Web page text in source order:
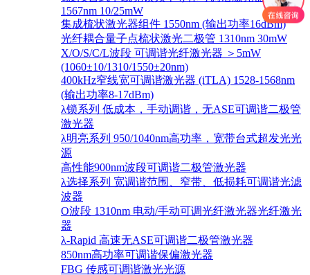
1567nm 10/25mW
集成梳状激光器组件 1550nm (输出功率16dBm)
光纤耦合量子点梳状激光二极管 1310nm 30mW
X/O/S/C/L波段 可调谐光纤激光器 ＞5mW
(1060±10/1310/1550±20nm)
400kHz窄线宽可调谐激光器 (iTLA) 1528-1568nm
(输出功率8-17dBm)
λ锁系列 低成本，手动调谐，无ASE可调谐二极管
激光器
λ明亮系列 950/1040nm高功率，宽带台式超发光光
源
高性能900nm波段可调谐二极管激光器
λ选择系列 宽调谐范围、窄带、低损耗可调谐光滤
波器
O波段 1310nm 电动/手动可调光纤激光器光纤激光
器
λ-Rapid 高速无ASE可调谐二极管激光器
850nm高功率可调谐保偏激光器
FBG 传感可调谐激光光源